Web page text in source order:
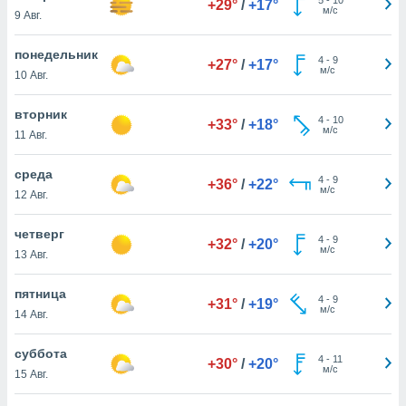
действия
рекламу
нашей
cookie
cookie
в
нашего
9 Авг.
+29° / +17°
м/с
понедельник
10 Авг.
+27° / +17° 4- 9
м/с
вторник
11 Авг.
+33° / +18° 4- 10
м/с
среда
12 Авг.
+36° / +22° 4- 9
м/с
четверг
13 Авг.
+32° / +20° 4- 9
м/с
пятница
14 Авг.
+31° / +19° 4- 9
м/с
суббота
15 Авг.
+30° / +20° 4- 11
м/с